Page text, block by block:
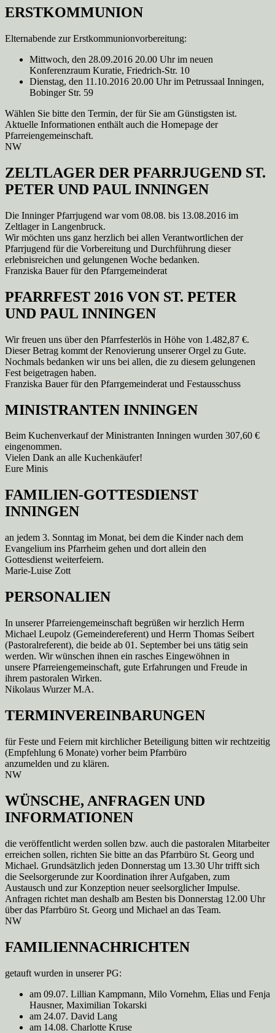
ERSTKOMMUNION
Elternabende zur Erstkommunionvorbereitung:
Mittwoch, den 28.09.2016 20.00 Uhr im neuen
Konferenzraum Kuratie, Friedrich-Str. 10
Dienstag, den 11.10.2016 20.00 Uhr im Petrussaal Inningen,
Bobinger Str. 59
Wählen Sie bitte den Termin, der für Sie am Günstigsten ist.
Aktuelle Informationen enthält auch die Homepage der
Pfarreiengemeinschaft.
NW
ZELTLAGER DER PFARRJUGEND ST.
PETER UND PAUL INNINGEN
Die Inninger Pfarrjugend war vom 08.08. bis 13.08.2016 im
Zeltlager in Langenbruck.
Wir möchten uns ganz herzlich bei allen Verantwortlichen der
Pfarrjugend für die Vorbereitung und Durchführung dieser
erlebnisreichen und gelungenen Woche bedanken.
Franziska Bauer für den Pfarrgemeinderat
PFARRFEST 2016 VON ST. PETER
UND PAUL INNINGEN
Wir freuen uns über den Pfarrfesterlös in Höhe von 1.482,87 €.
Dieser Betrag kommt der Renovierung unserer Orgel zu Gute.
Nochmals bedanken wir uns bei allen, die zu diesem gelungenen
Fest beigetragen haben.
Franziska Bauer für den Pfarrgemeinderat und Festausschuss
MINISTRANTEN INNINGEN
Beim Kuchenverkauf der Ministranten Inningen wurden 307,60 €
eingenommen.
Vielen Dank an alle Kuchenkäufer!
Eure Minis
FAMILIEN-GOTTESDIENST
INNINGEN
an jedem 3. Sonntag im Monat, bei dem die Kinder nach dem
Evangelium ins Pfarrheim gehen und dort allein den
Gottesdienst weiterfeiern.
Marie-Luise Zott
PERSONALIEN
In unserer Pfarreiengemeinschaft begrüßen wir herzlich Herrn
Michael Leupolz (Gemeindereferent) und Herrn Thomas Seibert
(Pastoralreferent), die beide ab 01. September bei uns tätig sein
werden. Wir wünschen ihnen ein rasches Eingewöhnen in
unsere Pfarreiengemeinschaft, gute Erfahrungen und Freude in
ihrem pastoralen Wirken.
Nikolaus Wurzer M.A.
TERMINVEREINBARUNGEN
für Feste und Feiern mit kirchlicher Beteiligung bitten wir rechtzeitig
(Empfehlung 6 Monate) vorher beim Pfarrbüro
anzumelden und zu klären.
NW
WÜNSCHE, ANFRAGEN UND
INFORMATIONEN
die veröffentlicht werden sollen bzw. auch die pastoralen Mitarbeiter
erreichen sollen, richten Sie bitte an das Pfarrbüro St. Georg und
Michael. Grundsätzlich jeden Donnerstag um 13.30 Uhr trifft sich
die Seelsorgerunde zur Koordination ihrer Aufgaben, zum
Austausch und zur Konzeption neuer seelsorglicher Impulse.
Anfragen richtet man deshalb am Besten bis Donnerstag 12.00 Uhr
über das Pfarrbüro St. Georg und Michael an das Team.
NW
FAMILIENNACHRICHTEN
getauft wurden in unserer PG:
am 09.07. Lillian Kampmann, Milo Vornehm, Elias und Fenja
Hausner, Maximilian Tokarski
am 24.07. David Lang
am 14.08. Charlotte Kruse